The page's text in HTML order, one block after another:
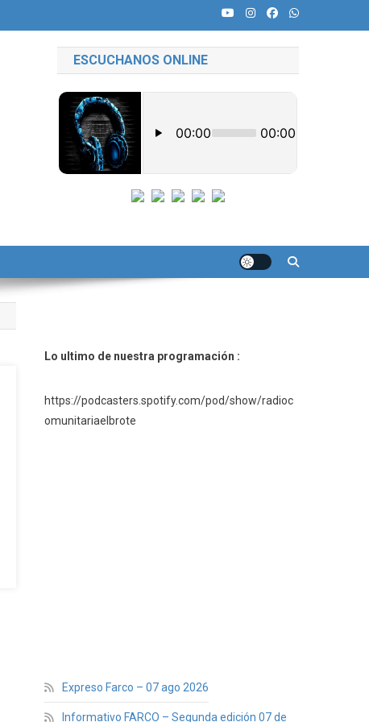
ESCUCHANOS ONLINE
Lo ultimo de nuestra programación :
https://podcasters.spotify.com/pod/show/radioc
omunitariaelbrote
Expreso Farco – 07 ago 2026
Informativo FARCO – Segunda edición 07 de